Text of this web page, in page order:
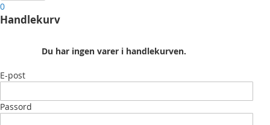
0
Handlekurv
Du har ingen varer i handlekurven.
E-post
Passord